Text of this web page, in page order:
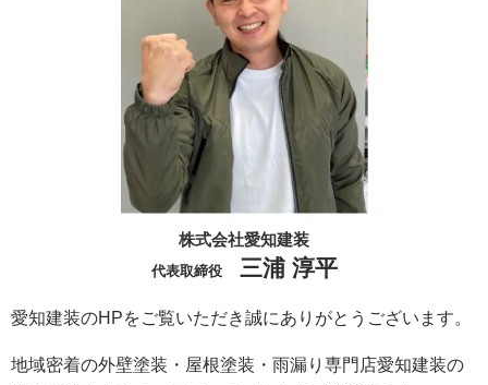
株式会社愛知建装
代表取締役 三浦 淳平
愛知建装のHPをご覧いただき誠にありがとうございます。
地域密着の外壁塗装・屋根塗装・雨漏り専門店愛知建装の